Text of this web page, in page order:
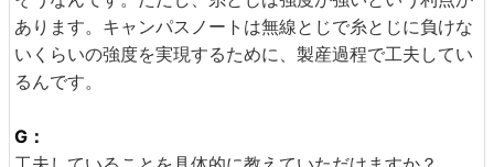
あります。キャンパスノートは無線とじで糸とじに負けな
いくらいの強度を実現するために、製産過程で工夫してい
るんです。
G：